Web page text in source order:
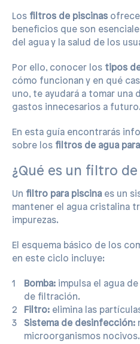
Los filtros de piscinas
beneficios que son
del agua y la salud de los
Por ello, conocer los tipos
cómo funcionan y en qué
uno, te ayudará a tomar una
gastos innecesarios a futuro.
En esta guía encontrarás
sobre los filtros de agua
¿Qué es un filtro de
Un filtro para piscina es un
mantener el agua cristalina
impurezas.
El esquema básico de los
en este ciclo incluye:
Bomba: impulsa el agua
de filtración.
Filtro: elimina las
Sistema de desinfección:
microorganismos nocivos.